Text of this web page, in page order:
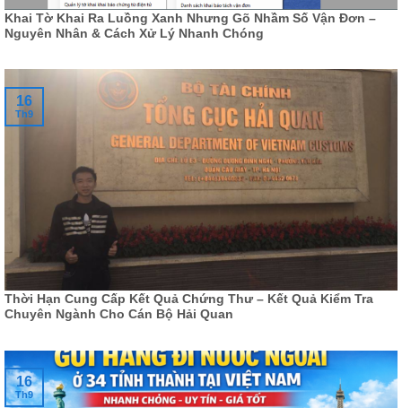
Khai Tờ Khai Ra Luồng Xanh Nhưng Gõ Nhầm Số Vận Đơn –
Nguyên Nhân & Cách Xử Lý Nhanh Chóng
Thời Hạn Cung Cấp Kết Quả Chứng Thư – Kết Quả Kiểm Tra
Chuyên Ngành Cho Cán Bộ Hải Quan
16
Th9
16
Th9